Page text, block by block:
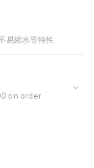
易縮水等特性
on order